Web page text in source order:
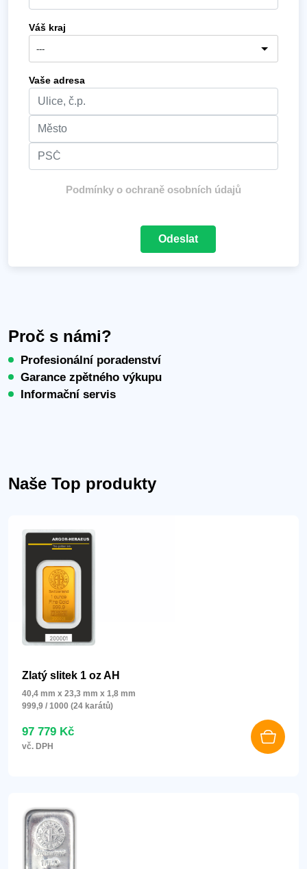
Váš kraj
Vaše adresa
Podmínky o ochraně osobních údajů
Proč s námi?
Profesionální poradenství
Garance zpětného výkupu
Informační servis
Naše Top produkty
Zlatý slitek 1 oz AH
40,4 mm x 23,3 mm x 1,8 mm
999,9 / 1000 (24 karátů)
97 779 Kč
vč. DPH